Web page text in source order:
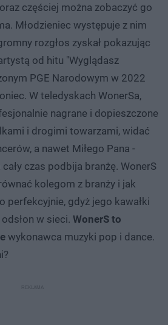
częściej można zobaczyć go
Młodzieniec występuje z nim
rozgłos zyskał pokazując
od hitu "Wyglądasz
PGE Narodowym w 2022
W teledyskach WonerSa,
nagrane i dopieszczone
i drogimi towarzami, widać
a nawet Miłego Pana -
czas podbija branżę. WonerS
kolegom z branży i jak
perfekcyjnie, gdyż jego kawałki
w sieci. WonerS to
wykonawca muzyki pop i dance.